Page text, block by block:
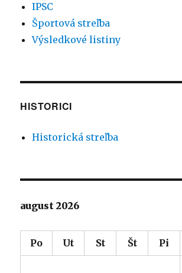
IPSC
Športová streľba
Výsledkové listiny
HISTORICI
Historická streľba
august 2026
Po Ut St Št Pi